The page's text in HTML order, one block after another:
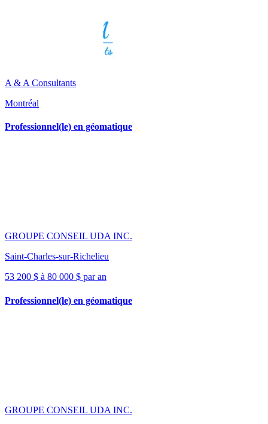
A & A Consultants
Montréal
Professionnel(le) en géomatique
GROUPE CONSEIL UDA INC.
Saint-Charles-sur-Richelieu
53 200 $ à 80 000 $ par an
Professionnel(le) en géomatique
GROUPE CONSEIL UDA INC.